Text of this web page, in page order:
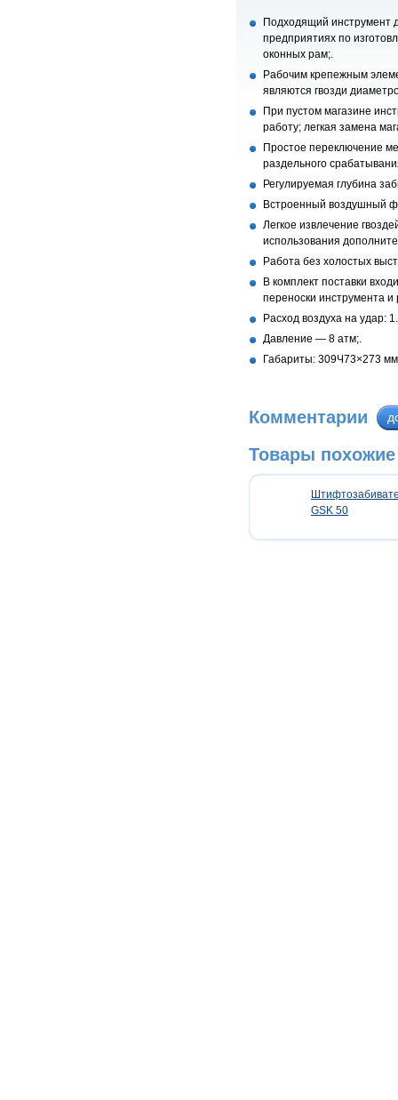
Подходящий инструмент
предприятиях по
оконных рам;.
Рабочим крепежным
являются гвозди
При пустом магазине
работу; легкая замена
Простое переключение
раздельного
Регулируемая глубина
Встроенный воздушный
Легкое извлечение
использования
Работа без холостых
В комплект поставки
переноски инструмента и
Расход воздуха на удар:
Давление — 8 атм;.
Габариты: 309Ч73×273
Комментарии
Товары
GSK 50